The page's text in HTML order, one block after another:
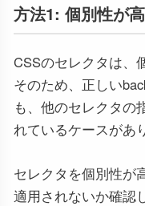
方法1: 個別性が
CSSのセレクタは、
そのため、正しい
も、他のセレクタの
れているケースがあ
セレクタを個別性が
適用されないか確認